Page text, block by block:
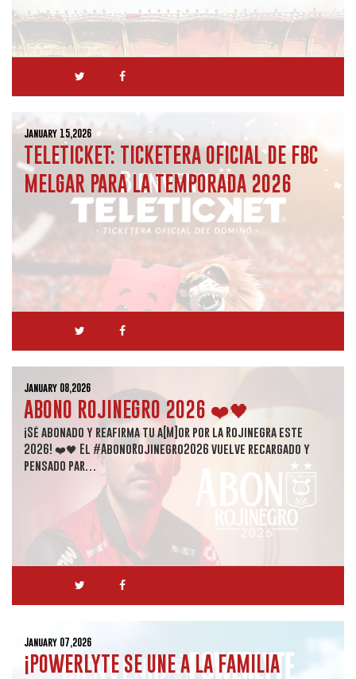
January 15,2026
TELETICKET: TICKETERA OFICIAL DE FBC
MELGAR PARA LA TEMPORADA 2026
January 08,2026
ABONO ROJINEGRO 2026 ❤️🖤
¡Sé abonado y reafirma tu a[M]or por la Rojinegra este
2026! ❤️🖤 El #AbonoRojinegro2026 vuelve recargado y
pensado par…
January 07,2026
¡POWERLYTE SE UNE A LA FAMILIA